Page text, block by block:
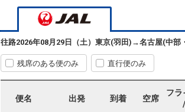
往路2026年08月29日（土） 東京(羽田) →名古屋(中部
残席のある便のみ 直行便のみ
便名 出発 到着 空席
フラ